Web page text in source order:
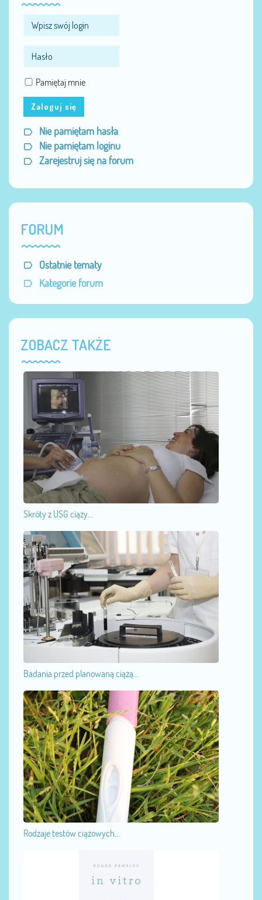
Pamiętaj mnie
Zaloguj się
Nie pamiętam hasła
Nie pamiętam loginu
Zarejestruj się na forum
FORUM
Ostatnie tematy
Kategorie forum
ZOBACZ TAKŻE
Skróty z USG ciąży...
Badania przed planowaną ciążą...
Rodzaje testów ciążowych...